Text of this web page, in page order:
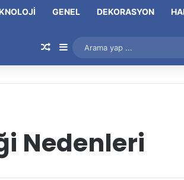
GENEL DEKORASYON
Rastgele Makale
Kenar Bölmesi
Nedenleri